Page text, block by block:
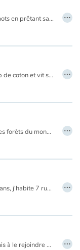
Thomas Scotto fait danser les mots en prêtant sa voix à Anya, petite fille désorientée par son arrivée dans un nouveau pays dont elle ne connaît ni la langue ni les paysages. Et cet imaginaire enfantin, où les appartements deviennent un puzzle et les escaliers un tourbillon, valse avec les illustrations de Lucie Albon, toutes en douceur et inventivité.
…
Yehunda est née dans un champ de coton et vit sous le soleil, les yeux éclatants de lumière. Yehunda a un secret qu'elle ne retrouve qu'à la nuit tombée. Son secret a les cheveux blonds et la peau aussi claire que la sienne est foncée. Ensemble, ils construisent leurs rêves, s'allégeant du poids écrasant de la discipline imposée par les maîtres. Mais un jour, peut-être seront-ils libres de réaliser leurs rêves. …
il était une forêt comme toutes les forêts du monde... peuplée d'arbres et d'écureuils, renards et autres hiboux. Parmi cette société, vivaient deux perturbateurs : un marronnier et un châtaignier, affligés d'un malheur, tous deux voisins, ils se haïssaient... …
Moi, c'est Fred Baramine. J'ai 8 ans, j'habite 7 rue Cénou. Samedi, la journée avait super bien commencé : avec Maman, on regardait les dessins animés... jusqu'à ce que sa cousine Caroline arrive avec sa fille ! Elle était - comment dire ? - différente. On m'a expliqué qu'elle était née avec « la trisomie 21 »... …
René aime l’eau et invite ses amis à le rejoindre dans son bain jusqu’à ce que la grosse baleine, qui elle aussi aime bien l’eau, arrive... …